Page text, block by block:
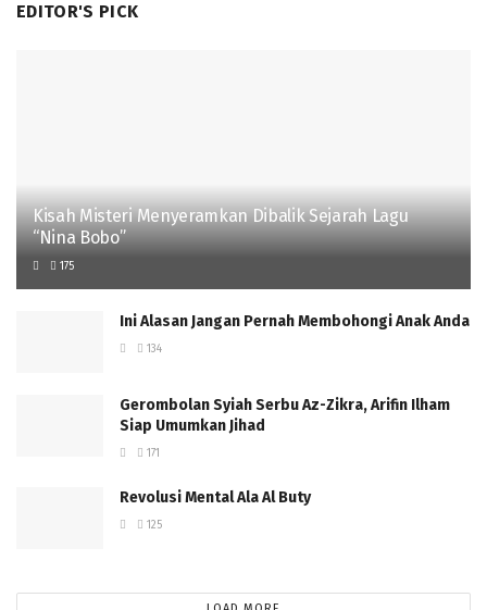
EDITOR'S PICK
Kisah Misteri Menyeramkan Dibalik Sejarah Lagu
“Nina Bobo”
175
Ini Alasan Jangan Pernah Membohongi Anak Anda
134
Gerombolan Syiah Serbu Az-Zikra, Arifin Ilham
Siap Umumkan Jihad
171
Revolusi Mental Ala Al Buty
125